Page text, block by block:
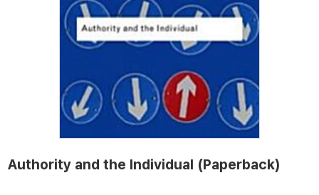
Authority and the Individual (Paperback)